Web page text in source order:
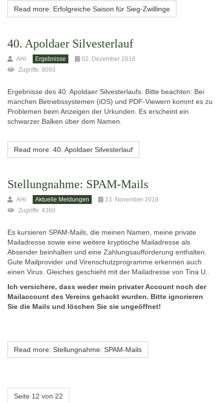
Read more: Erfolgreiche Saison für Sieg-Zwillinge
40. Apoldaer Silvesterlauf
AHi Ergebnisse
02. Dezember 2018
Zugriffe: 9093
Ergebnisse des 40. Apoldaer Silvesterlaufs. Bitte beachten: Bei
manchen Betriebssystemen (iOS) und PDF-Viewern kommt es zu
Problemen beim Anzeigen der Urkunden. Es erscheint ein
schwarzer Balken über dem Namen.
Read more: 40. Apoldaer Silvesterlauf
Stellungnahme: SPAM-Mails
AHi Aktuelle Meldungen
23. November 2018
Zugriffe: 4360
Es kursieren SPAM-Mails, die meinen Namen, meine private
Mailadresse sowie eine weitere kryptische Mailadresse als
Absender beinhalten und eine Zahlungsaufforderung enthalten.
Gute Mailprovider und Virenschutzprogramme erkennen auch
einen Virus. Gleiches geschieht mit der Mailadresse von Tina U..
Ich versichere, dass weder mein privater Account noch der
Mailaccount des Vereins gehackt wurden. Bitte ignorieren
Sie die Mails und löschen Sie sie ungeöffnet!
Read more: Stellungnahme: SPAM-Mails
Seite 12 von 22